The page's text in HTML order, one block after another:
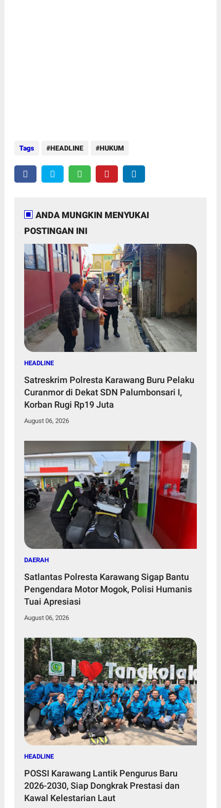
Tags HEADLINE HUKUM
ANDA MUNGKIN MENYUKAI
POSTINGAN INI
HEADLINE
Satreskrim Polresta Karawang Buru Pelaku
Curanmor di Dekat SDN Palumbonsari I,
Korban Rugi Rp19 Juta
August 06, 2026
DAERAH
Satlantas Polresta Karawang Sigap Bantu
Pengendara Motor Mogok, Polisi Humanis
Tuai Apresiasi
August 06, 2026
HEADLINE
POSSI Karawang Lantik Pengurus Baru
2026-2030, Siap Dongkrak Prestasi dan
Kawal Kelestarian Laut